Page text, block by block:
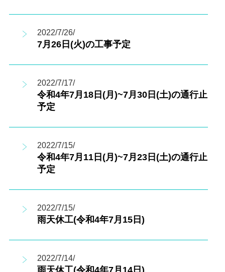
2022/7/26/
7月26日(火)の工事予定
2022/7/17/
令和4年7月18日(月)~7月30日(土)の通行止
予定
2022/7/15/
令和4年7月11日(月)~7月23日(土)の通行止
予定
2022/7/15/
雨天休工(令和4年7月15日)
2022/7/14/